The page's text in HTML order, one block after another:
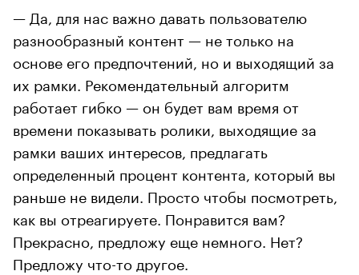
— Да, для нас важно давать пользователю
разнообразный контент — не только на
основе его предпочтений, но и выходящий за
их рамки. Рекомендательный алгоритм
работает гибко — он будет вам время от
времени показывать ролики, выходящие за
рамки ваших интересов, предлагать
определенный процент контента, который вы
раньше не видели. Просто чтобы посмотреть,
как вы отреагируете. Понравится вам?
Прекрасно, предложу еще немного. Нет?
Предложу что-то другое.